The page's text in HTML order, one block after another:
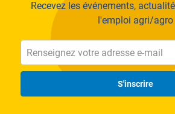
Recevez les événements,
l'emploi agri/agro
S'inscrire